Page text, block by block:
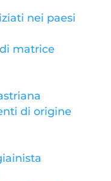
nei paesi
matrice
di origine